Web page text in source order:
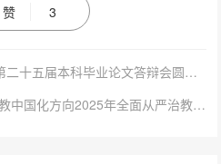
赞 3
上一篇：广东佛学院尼众学院第二十五届本科毕业论文答辩会圆满举行
下一篇：广东省佛教界“坚持佛教中国化方向2025年全面从严治教主题巡回宣讲活动” 在韶关南华禅寺举行